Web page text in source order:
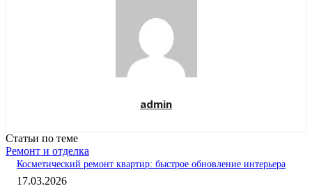
admin
Статьи по теме
Ремонт и отделка
Косметический ремонт квартир: быстрое обновление интерьера
17.03.2026